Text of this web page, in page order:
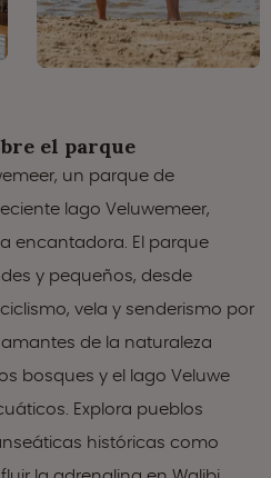
el parque
un parque de
lago Veluwemeer,
encantadora. El parque
y pequeños, desde
vela y senderismo por
de la naturaleza
bosques y el lago Veluwe
Explora pueblos
históricas como